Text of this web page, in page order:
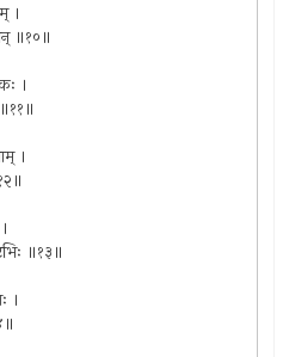
।
॥१०॥
।
।
॥१३॥
।